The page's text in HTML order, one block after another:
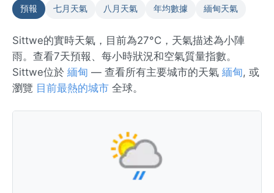
預報 七月天氣 八月天氣 年均數據 緬甸天氣
Sittwe的實時天氣，目前為27°C，天氣描述為小陣
雨。查看7天預報、每小時狀況和空氣質量指數。
Sittwe位於 緬甸 — 查看所有主要城市的天氣 緬甸, 或
瀏覽 目前最熱的城市 全球。